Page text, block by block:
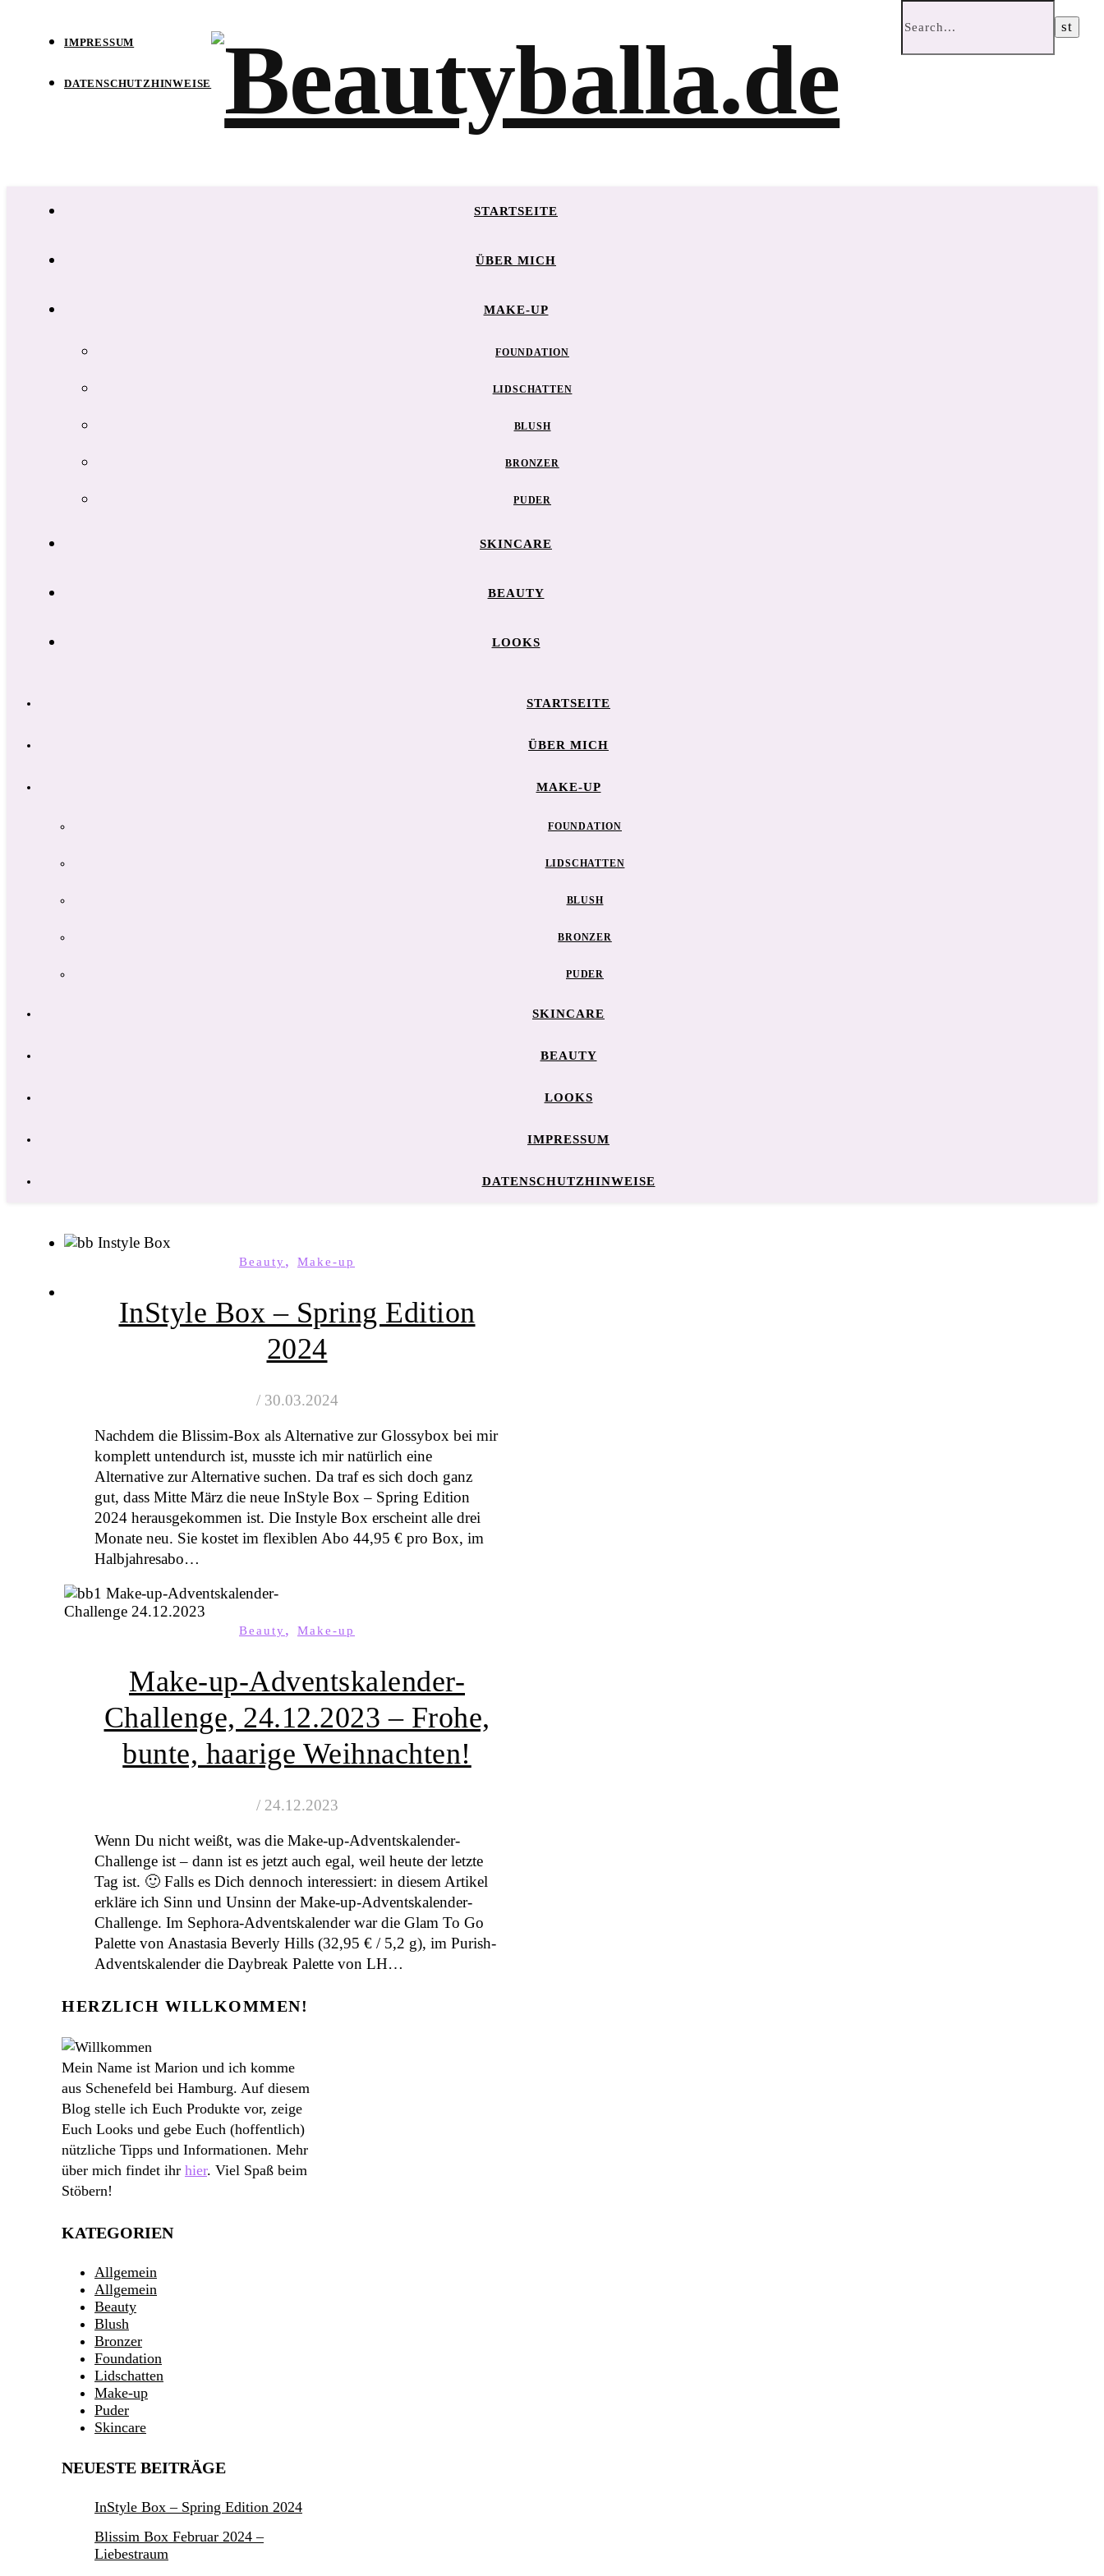
IMPRESSUM
DATENSCHUTZHINWEISE
STARTSEITE
ÜBER MICH
MAKE-UP
FOUNDATION
LIDSCHATTEN
BLUSH
BRONZER
PUDER
SKINCARE
BEAUTY
LOOKS
STARTSEITE
ÜBER MICH
MAKE-UP
FOUNDATION
LIDSCHATTEN
BLUSH
BRONZER
PUDER
SKINCARE
BEAUTY
LOOKS
IMPRESSUM
DATENSCHUTZHINWEISE
Beauty, Make-up
InStyle Box – Spring Edition
2024
/ 30.03.2024
Nachdem die Blissim-Box als Alternative zur Glossybox bei mir
komplett untendurch ist, musste ich mir natürlich eine
Alternative zur Alternative suchen. Da traf es sich doch ganz
gut, dass Mitte März die neue InStyle Box – Spring Edition
2024 herausgekommen ist. Die Instyle Box erscheint alle drei
Monate neu. Sie kostet im flexiblen Abo 44,95 € pro Box, im
Halbjahresabo…
Beauty, Make-up
Make-up-Adventskalender-
Challenge, 24.12.2023 – Frohe,
bunte, haarige Weihnachten!
/ 24.12.2023
Wenn Du nicht weißt, was die Make-up-Adventskalender-
Challenge ist – dann ist es jetzt auch egal, weil heute der letzte
Tag ist. 🙂 Falls es Dich dennoch interessiert: in diesem Artikel
erkläre ich Sinn und Unsinn der Make-up-Adventskalender-
Challenge. Im Sephora-Adventskalender war die Glam To Go
Palette von Anastasia Beverly Hills (32,95 € / 5,2 g), im Purish-
Adventskalender die Daybreak Palette von LH…
HERZLICH WILLKOMMEN!
Mein Name ist Marion und ich komme
aus Schenefeld bei Hamburg. Auf diesem
Blog stelle ich Euch Produkte vor, zeige
Euch Looks und gebe Euch (hoffentlich)
nützliche Tipps und Informationen. Mehr
über mich findet ihr hier. Viel Spaß beim
Stöbern!
KATEGORIEN
Allgemein
Allgemein
Beauty
Blush
Bronzer
Foundation
Lidschatten
Make-up
Puder
Skincare
NEUESTE BEITRÄGE
InStyle Box – Spring Edition 2024
Blissim Box Februar 2024 –
Liebestraum